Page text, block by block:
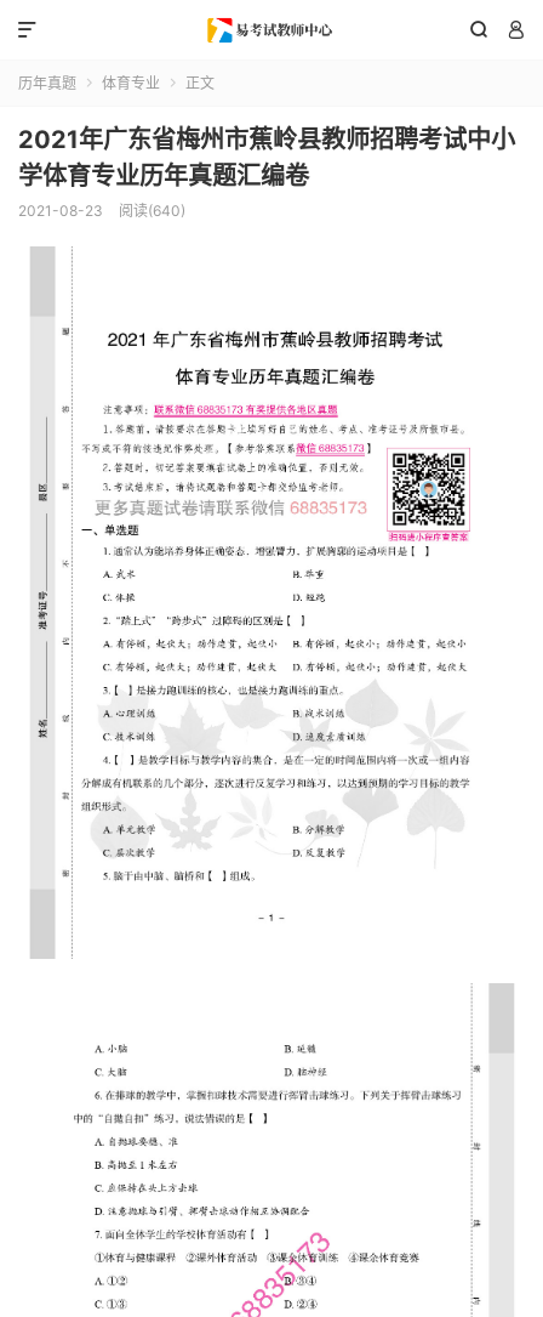
 

历年真题  体育专业  正文
2021年广东省梅州市蕉岭县教师招聘考试中小
学体育专业历年真题汇编卷
2021-08-23 阅读(640)